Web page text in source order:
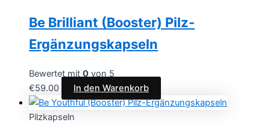
Be Brilliant (Booster) Pilz-
Ergänzungskapseln
Bewertet mit 0 von 5
€59.00 In den Warenkorb
Pilzkapseln